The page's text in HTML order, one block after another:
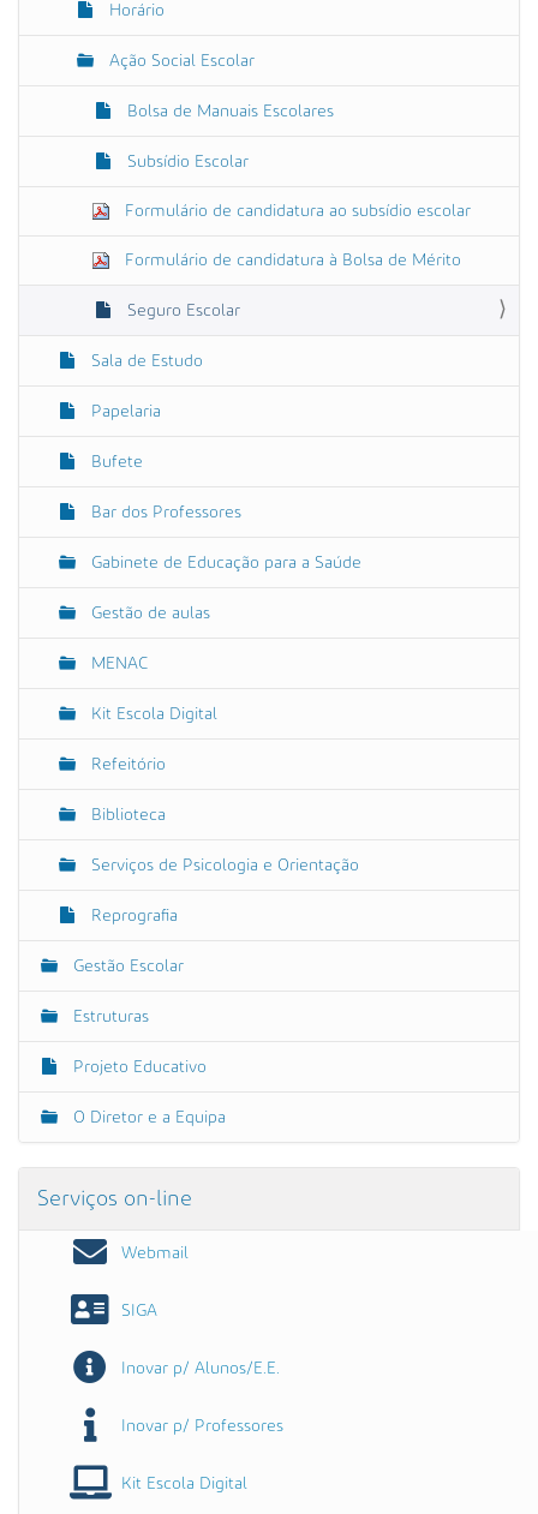
Horário
Ação Social Escolar
Bolsa de Manuais Escolares
Subsídio Escolar
Formulário de candidatura ao subsídio escolar
Formulário de candidatura à Bolsa de Mérito
Seguro Escolar
Sala de Estudo
Papelaria
Bufete
Bar dos Professores
Gabinete de Educação para a Saúde
Gestão de aulas
MENAC
Kit Escola Digital
Refeitório
Biblioteca
Serviços de Psicologia e Orientação
Reprografia
Gestão Escolar
Estruturas
Projeto Educativo
O Diretor e a Equipa
Serviços on-line
Webmail
SIGA
Inovar p/ Alunos/E.E.
Inovar p/ Professores
Kit Escola Digital